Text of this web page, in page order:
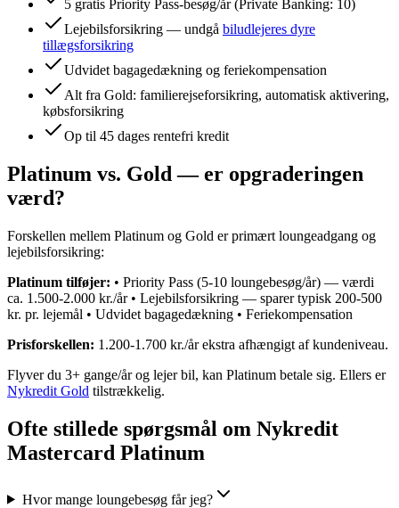
5 gratis Priority Pass-besøg/år (Private Banking: 10)
Lejebilsforsikring — undgå biludlejeres dyre
tillægsforsikring
Udvidet bagagedækning og feriekompensation
Alt fra Gold: familierejseforsikring, automatisk aktivering,
købsforsikring
Op til 45 dages rentefri kredit
Platinum vs. Gold — er opgraderingen
værd?
Forskellen mellem Platinum og Gold er primært loungeadgang og
lejebilsforsikring:
Platinum tilføjer: • Priority Pass (5-10 loungebesøg/år) — værdi
ca. 1.500-2.000 kr./år • Lejebilsforsikring — sparer typisk 200-500
kr. pr. lejemål • Udvidet bagagedækning • Feriekompensation
Prisforskellen: 1.200-1.700 kr./år ekstra afhængigt af kundeniveau.
Flyver du 3+ gange/år og lejer bil, kan Platinum betale sig. Ellers er
Nykredit Gold tilstrækkelig.
Ofte stillede spørgsmål om Nykredit
Mastercard Platinum
Hvor mange loungebesøg får jeg?